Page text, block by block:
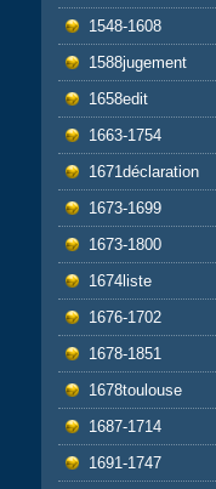
1548-1608
1588jugement
1658edit
1663-1754
1671déclaration
1673-1699
1673-1800
1674liste
1676-1702
1678-1851
1678toulouse
1687-1714
1691-1747